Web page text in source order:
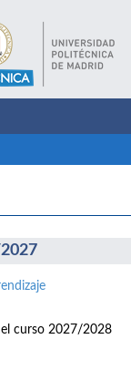
el curso 2027/2028